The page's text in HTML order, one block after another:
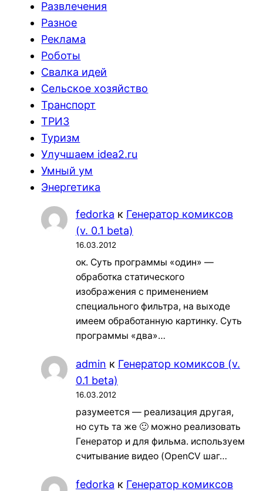
Развлечения
Разное
Реклама
Роботы
Свалка идей
Сельское хозяйство
Транспорт
ТРИЗ
Туризм
Улучшаем idea2.ru
Умный ум
Энергетика
fedorka к Генератор комиксов
(v. 0.1 beta)
16.03.2012
ок. Суть программы «один» —
обработка статического
изображения с применением
специального фильтра, на выходе
имеем обработанную картинку. Суть
программы «два»…
admin к Генератор комиксов (v.
0.1 beta)
16.03.2012
разумеется — реализация другая,
но суть та же 🙂 можно реализовать
Генератор и для фильма. используем
считывание видео (OpenCV шаг…
fedorka к Генератор комиксов